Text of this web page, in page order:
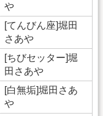
や
[てんびん座]堀田
さあや
[ちびセッター]堀
田さあや
[白無垢]堀田さあ
や